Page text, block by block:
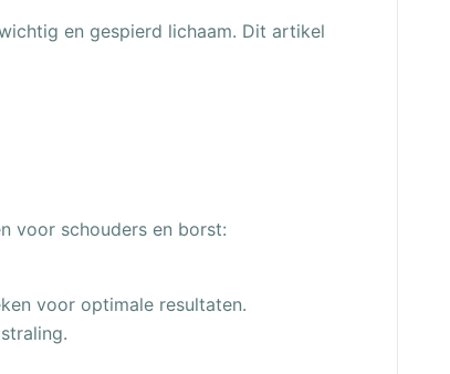
en gespierd lichaam. Dit artikel
voor schouders en borst:
voor optimale resultaten.